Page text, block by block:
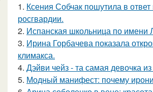
1. Ксения Собчак пошутила в
росгвардии.
2. Испанская школьница по имени
3. Ирина Горбачева показала
климакса.
4. Дэйви чейз - та самая девочка
5. Модный манифест: почему